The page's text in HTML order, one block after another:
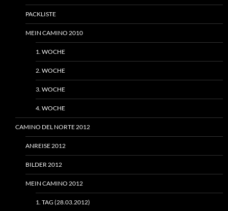
PACKLISTE
MEIN CAMINO 2010
1. WOCHE
2. WOCHE
3. WOCHE
4. WOCHE
CAMINO DEL NORTE 2012
ANREISE 2012
BILDER 2012
MEIN CAMINO 2012
1. TAG (28.03.2012)